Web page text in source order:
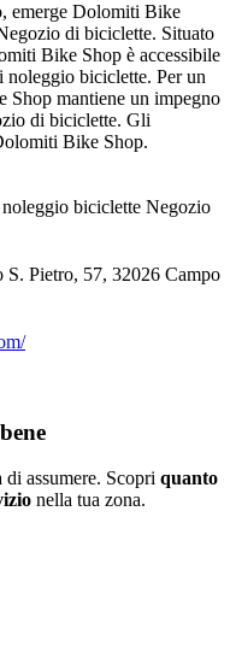
emerge Dolomiti Bike
di biciclette. Situato
Bike Shop è accessibile
noleggio biciclette. Per un
mantiene un impegno
di biciclette. Gli
Bike Shop.
biciclette Negozio
Pietro, 57, 32026 Campo
assumere. Scopri quanto
nella tua zona.